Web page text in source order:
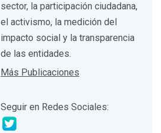
sector, la participación ciudadana,
el activismo, la medición del
impacto social y la transparencia
de las entidades.
Más Publicaciones
Seguir en Redes Sociales: